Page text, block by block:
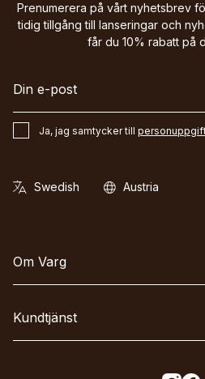
Prenumerera på vårt nyhetsbrev
tidig tillgång till lanseringar och
får du 10% rabatt på
Ja, jag samtycker till
Om Varg
Kundtjänst